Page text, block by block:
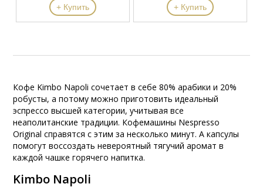
+ Купить + Купить
Кофе Kimbo Napoli сочетает в себе 80% арабики и 20%
робусты, а потому можно приготовить идеальный
эспрессо высшей категории, учитывая все
неаполитанские традиции. Кофемашины Nespresso
Original справятся с этим за несколько минут. А капсулы
помогут воссоздать невероятный тягучий аромат в
каждой чашке горячего напитка.
Kimbo Napoli